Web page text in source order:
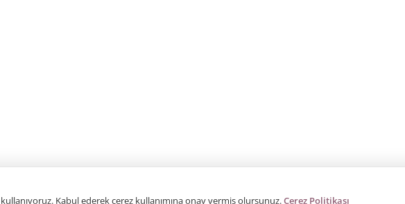
Kabul ederek çerez kullanımına onay vermiş olursunuz.Çerez Politikası